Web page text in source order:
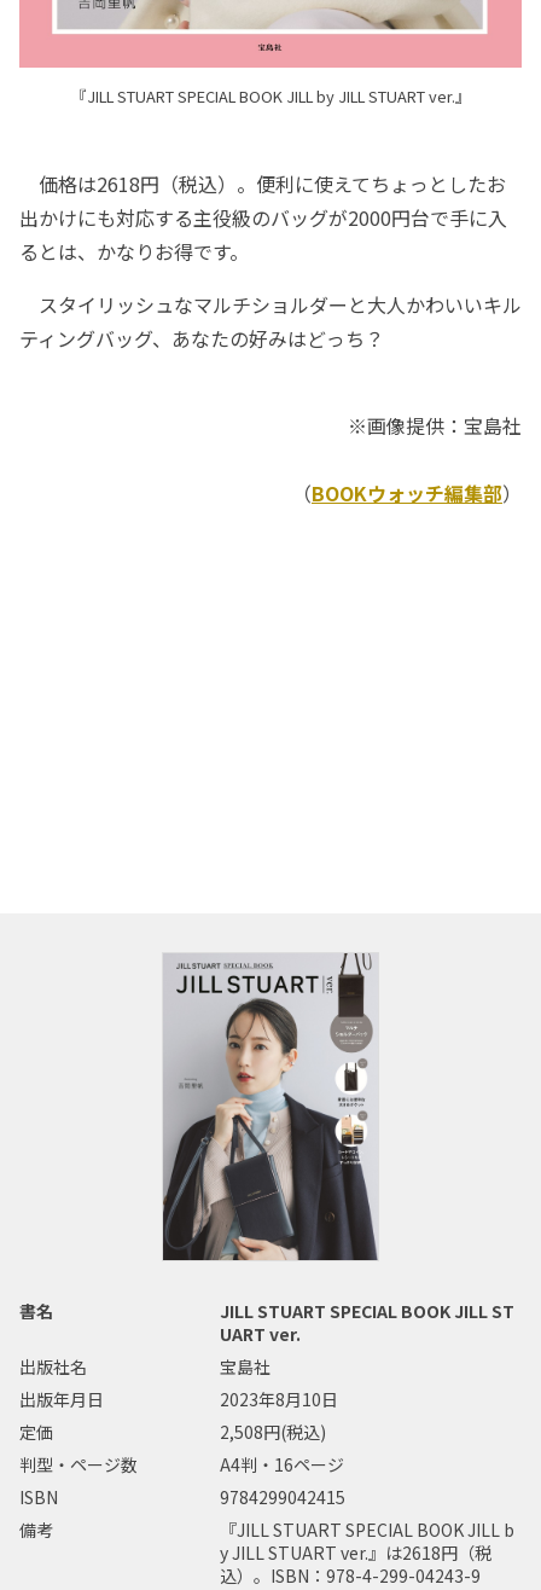
『JILL STUART SPECIAL BOOK JILL by JILL STUART ver.』
価格は2618円（税込）。便利に使えてちょっとしたお
出かけにも対応する主役級のバッグが2000円台で手に入
るとは、かなりお得です。
スタイリッシュなマルチショルダーと大人かわいいキル
ティングバッグ、あなたの好みはどっち？
※画像提供：宝島社
（BOOKウォッチ編集部）
書名
JILL STUART SPECIAL BOOK JILL ST
UART ver.
出版社名
宝島社
出版年月日
2023年8月10日
定価
2,508円(税込)
判型・ページ数
A4判・16ページ
ISBN
9784299042415
備考
『JILL STUART SPECIAL BOOK JILL b
y JILL STUART ver.』は2618円（税
込）。ISBN：978-4-299-04243-9